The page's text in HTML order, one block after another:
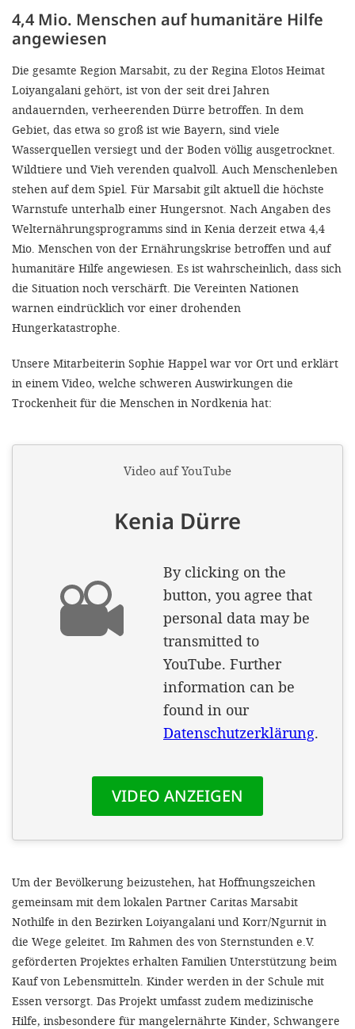
4,4 Mio. Menschen auf humanitäre Hilfe
angewiesen
Die gesamte Region Marsabit, zu der Regina Elotos Heimat
Loiyangalani gehört, ist von der seit drei Jahren
andauernden, verheerenden Dürre betroffen. In dem
Gebiet, das etwa so groß ist wie Bayern, sind viele
Wasserquellen versiegt und der Boden völlig ausgetrocknet.
Wildtiere und Vieh verenden qualvoll. Auch Menschenleben
stehen auf dem Spiel. Für Marsabit gilt aktuell die höchste
Warnstufe unterhalb einer Hungersnot. Nach Angaben des
Welternährungsprogramms sind in Kenia derzeit etwa 4,4
Mio. Menschen von der Ernährungskrise betroffen und auf
humanitäre Hilfe angewiesen. Es ist wahrscheinlich, dass sich
die Situation noch verschärft. Die Vereinten Nationen
warnen eindrücklich vor einer drohenden
Hungerkatastrophe.
Unsere Mitarbeiterin Sophie Happel war vor Ort und erklärt
in einem Video, welche schweren Auswirkungen die
Trockenheit für die Menschen in Nordkenia hat:
Um der Bevölkerung beizustehen, hat Hoffnungszeichen
gemeinsam mit dem lokalen Partner Caritas Marsabit
Nothilfe in den Bezirken Loiyangalani und Korr/Ngurnit in
die Wege geleitet. Im Rahmen des von Sternstunden e.V.
geförderten Projektes erhalten Familien Unterstützung beim
Kauf von Lebensmitteln. Kinder werden in der Schule mit
Essen versorgt. Das Projekt umfasst zudem medizinische
Hilfe, insbesondere für mangelernährte Kinder, Schwangere